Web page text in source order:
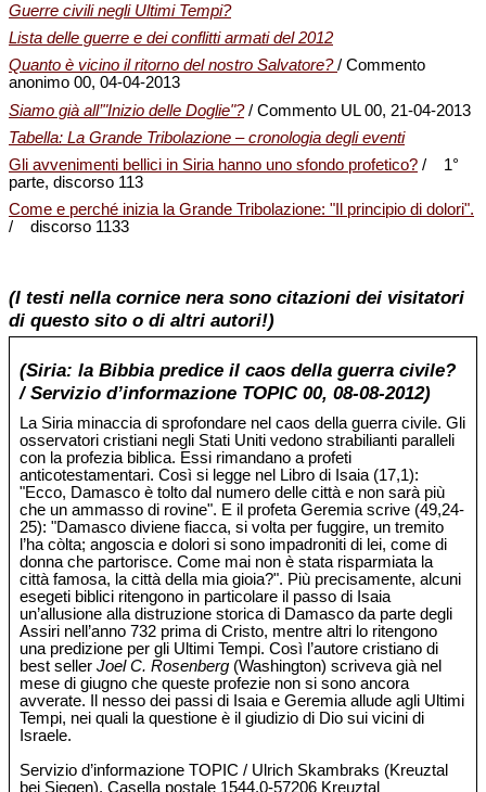
Guerre civili negli Ultimi Tempi?
Lista delle guerre e dei conflitti armati del 2012
Quanto è vicino il ritorno del nostro Salvatore?/ Commento
anonimo 00, 04-04-2013
Siamo già all’"Inizio delle Doglie"?/ Commento UL 00, 21-04-2013
Tabella: La Grande Tribolazione – cronologia degli eventi
Gli avvenimenti bellici in Siria hanno uno sfondo profetico? / 1°
parte, discorso 113
Come e perché inizia la Grande Tribolazione: "Il principio di dolori".
/ discorso 1133
(I testi nella cornice nera sono citazioni dei visitatori
di questo sito o di altri autori!)
(Siria: la Bibbia predice il caos della guerra civile?
/ Servizio d’informazione TOPIC 00, 08-08-2012)
La Siria minaccia di sprofondare nel caos della guerra civile. Gli
osservatori cristiani negli Stati Uniti vedono strabilianti paralleli
con la profezia biblica. Essi rimandano a profeti
anticotestamentari. Così si legge nel Libro di Isaia (17,1):
"Ecco, Damasco è tolto dal numero delle città e non sarà più
che un ammasso di rovine". E il profeta Geremia scrive (49,24-
25): "Damasco diviene fiacca, si volta per fuggire, un tremito
l’ha còlta; angoscia e dolori si sono impadroniti di lei, come di
donna che partorisce. Come mai non è stata risparmiata la
città famosa, la città della mia gioia?". Più precisamente, alcuni
esegeti biblici ritengono in particolare il passo di Isaia
un’allusione alla distruzione storica di Damasco da parte degli
Assiri nell’anno 732 prima di Cristo, mentre altri lo ritengono
una predizione per gli Ultimi Tempi. Così l’autore cristiano di
best sellerJoel C. Rosenberg (Washington) scriveva già nel
mese di giugno che queste profezie non si sono ancora
avverate. Il nesso dei passi di Isaia e Geremia allude agli Ultimi
Tempi, nei quali la questione è il giudizio di Dio sui vicini di
Israele.
Servizio d’informazione TOPIC / Ulrich Skambraks (Kreuztal
bei Siegen). Casella postale 1544.0-57206 Kreuztal